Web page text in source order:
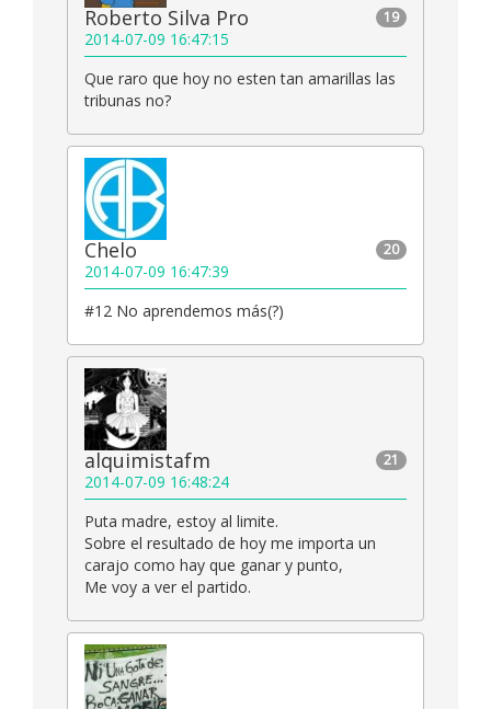
19
Roberto Silva Pro
2014-07-09 16:47:15
Que raro que hoy no esten tan amarillas las
tribunas no?
20
Chelo
2014-07-09 16:47:39
#12 No aprendemos más(?)
21
alquimistafm
2014-07-09 16:48:24
Puta madre, estoy al limite.
Sobre el resultado de hoy me importa un
carajo como hay que ganar y punto,
Me voy a ver el partido.